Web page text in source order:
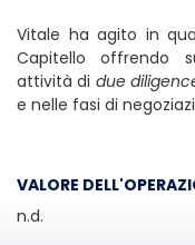
Vitale ha agito in
Capitello offrendo
attività di due
e nelle fasi di
VALORE
n.d.